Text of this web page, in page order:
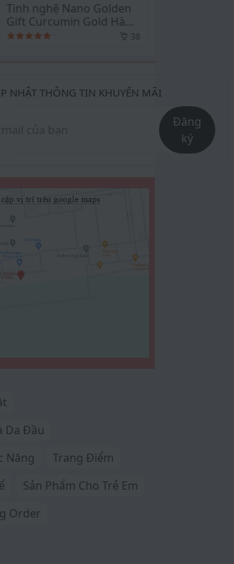
Toner Pad ZERO PORE
PAD 2.0 Medicube -
100ml / 70 miếng
NHẬT THÔNG TIN KHUYẾN MÃI
Đăng
ký
Da Đầu
Năng
Trang Điểm
Sản Phẩm Cho Trẻ Em
Order